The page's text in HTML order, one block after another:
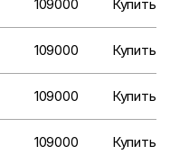
109000 Купить
109000 Купить
109000 Купить
109000 Купить